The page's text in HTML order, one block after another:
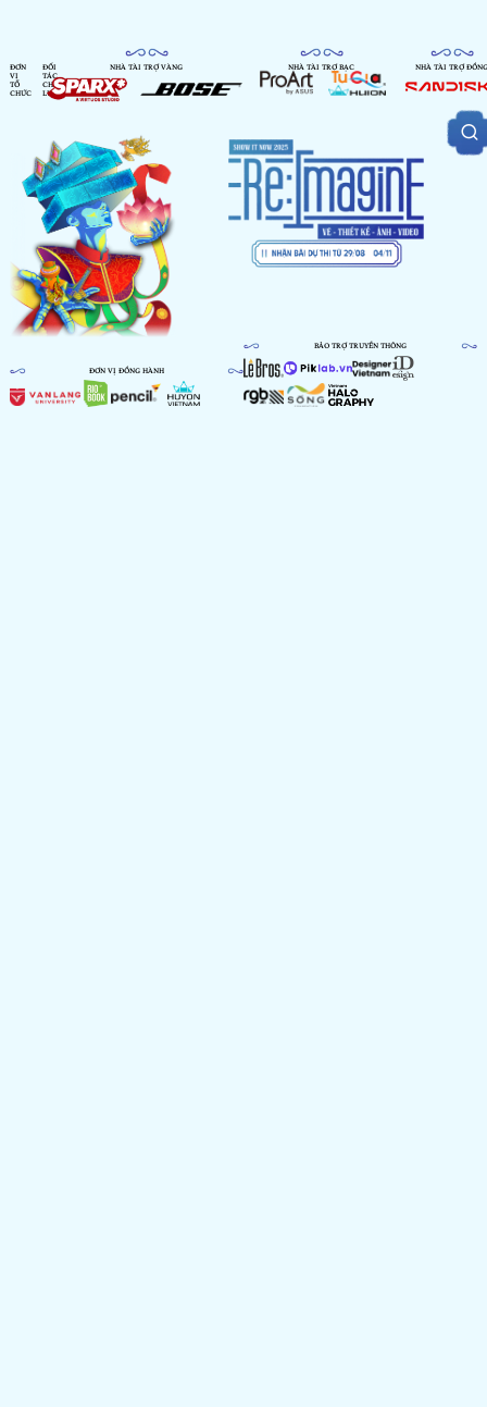
ĐƠN
VỊ
TỔ
CHỨC
ĐỐI
TÁC
CHIẾN
LƯỢC
NHÀ TÀI TRỢ VÀNG NHÀ TÀI TRỢ BẠC NHÀ TÀI TRỢ ĐỒNG
ĐƠN VỊ ĐỒNG HÀNH
BẢO TRỢ TRUYỀN THÔNG